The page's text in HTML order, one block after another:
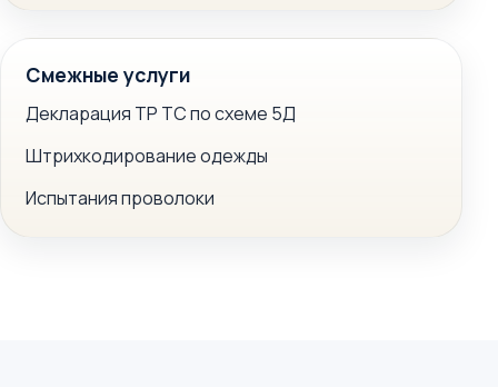
Смежные услуги
Декларация ТР ТС по схеме 5Д
Штрихкодирование одежды
Испытания проволоки